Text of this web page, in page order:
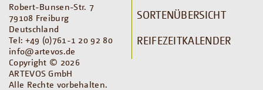
Robert-Bunsen-Str. 7
79108 Freiburg
Deutschland
Tel: +49 (0)761-1 20 92 80
info@artevos.de
Copyright © 2026
ARTEVOS GmbH
Alle Rechte vorbehalten.
SORTENÜBERSICHT
REIFEZEITKALENDER